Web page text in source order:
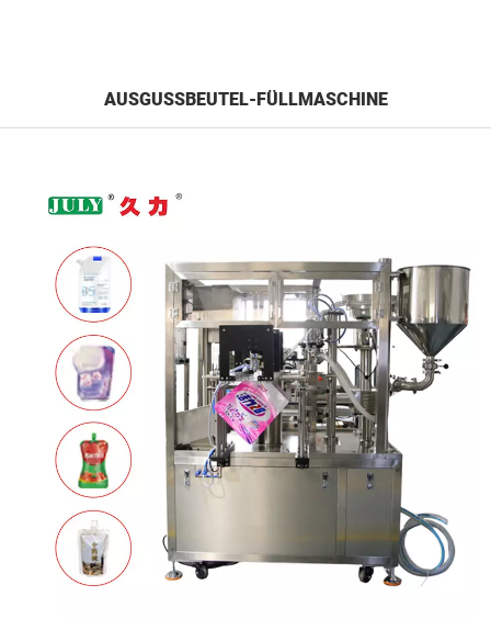
AUSGUSSBEUTEL-FÜLLMASCHINE